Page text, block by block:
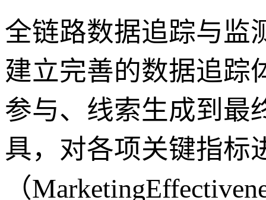
全链路数据追踪与监
建立完善的数据追踪
参与、线索生成到最
具，对各项关键指标
（